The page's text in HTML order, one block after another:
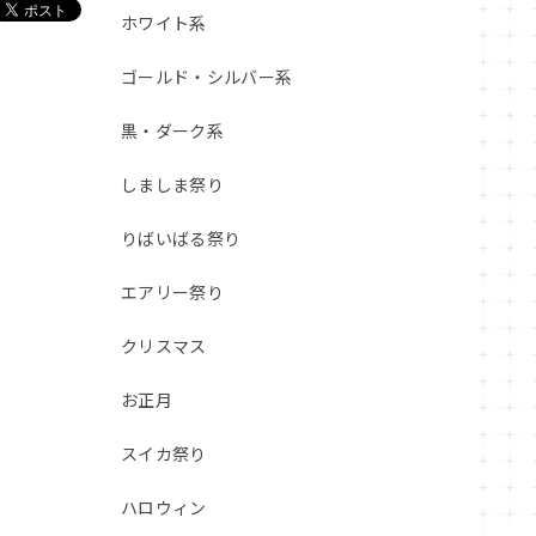
ホワイト系
ゴールド・シルバー系
黒・ダーク系
しましま祭り
りばいばる祭り
エアリー祭り
クリスマス
お正月
スイカ祭り
ハロウィン